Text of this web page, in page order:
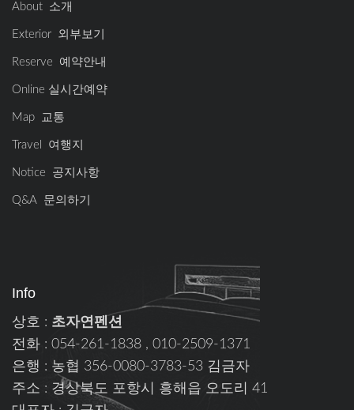
About 소개
Exterior 외부보기
Reserve 예약안내
Online 실시간예약
Map 교통
Travel 여행지
Notice 공지사항
Q&A 문의하기
Info
상호 : 초자연펜션
전화 : 054-261-1838 , 010-2509-1371
은행 : 농협 356-0080-3783-53 김금자
주소 : 경상북도 포항시 흥해읍 오도리 41